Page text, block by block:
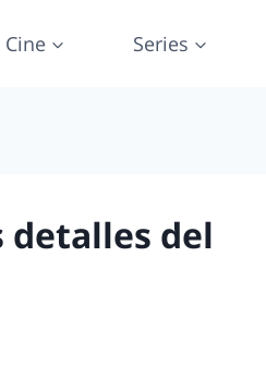
Cine Series
detalles del